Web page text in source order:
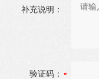
补充说明：
验证码：